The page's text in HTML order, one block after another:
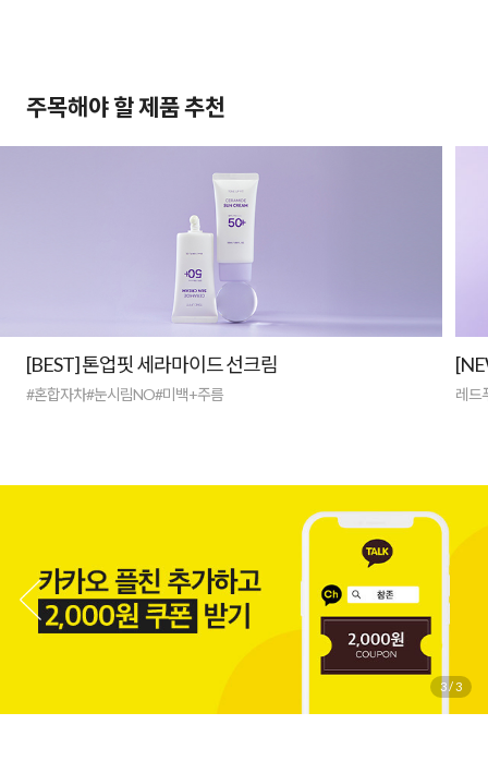
주목해야 할 제품 추천
[BEST] 톤업핏 세라마이드 선크림
#혼합자차#눈시림NO#미백+주름 레드
1/3